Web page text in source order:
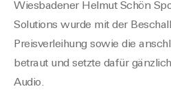
Wiesbadener Helmut Schön
Solutions wurde mit der
Preisverleihung sowie die
betraut und setzte dafür
Audio.